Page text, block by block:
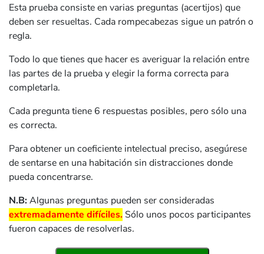
Esta prueba consiste en varias preguntas (acertijos) que
deben ser resueltas. Cada rompecabezas sigue un patrón o
regla.
Todo lo que tienes que hacer es averiguar la relación entre
las partes de la prueba y elegir la forma correcta para
completarla.
Cada pregunta tiene 6 respuestas posibles, pero sólo una
es correcta.
Para obtener un coeficiente intelectual preciso, asegúrese
de sentarse en una habitación sin distracciones donde
pueda concentrarse.
N.B:Algunas preguntas pueden ser consideradas
extremadamente difíciles. Sólo unos pocos participantes
fueron capaces de resolverlas.